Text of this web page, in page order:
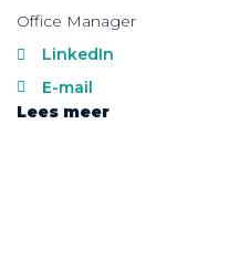
Office Manager
LinkedIn
E-mail
Lees meer